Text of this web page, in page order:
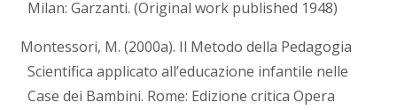
Milan: Garzanti. (Original work published 1948)
Montessori, M. (2000a). Il Metodo della Pedagogia
Scientifica applicato all’educazione infantile nelle
Case dei Bambini. Rome: Edizione critica Opera